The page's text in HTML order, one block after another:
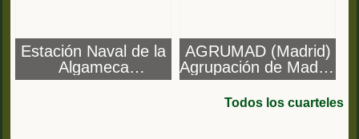
Estación Naval de la
Algameca
(Cartagena)
AGRUMAD (Madrid)
Agrupación de Madrid
de Infanteria de
Marina
Todos los cuarteles